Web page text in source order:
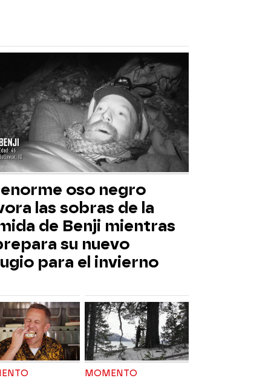
oso negro
las sobras de la
de Benji mientras
su nuevo
para el invierno
MOMENTO